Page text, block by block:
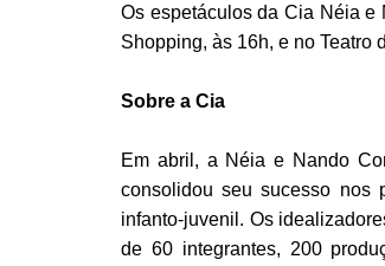
Os espetáculos da Cia Néia e
Shopping, às 16h, e no Teatro
Sobre a Cia
Em abril, a Néia e Nando
consolidou seu sucesso nos
infanto-juvenil. Os
de 60 integrantes, 200